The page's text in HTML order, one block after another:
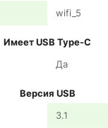
wifi_5
Имеет USB Type-C
Да
Версия USB
3.1